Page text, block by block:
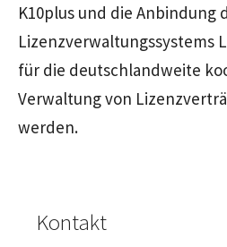
K10plus und die Anbindung
Lizenzverwaltungssystems
für die deutschlandweite
Verwaltung von
werden.
Kontakt